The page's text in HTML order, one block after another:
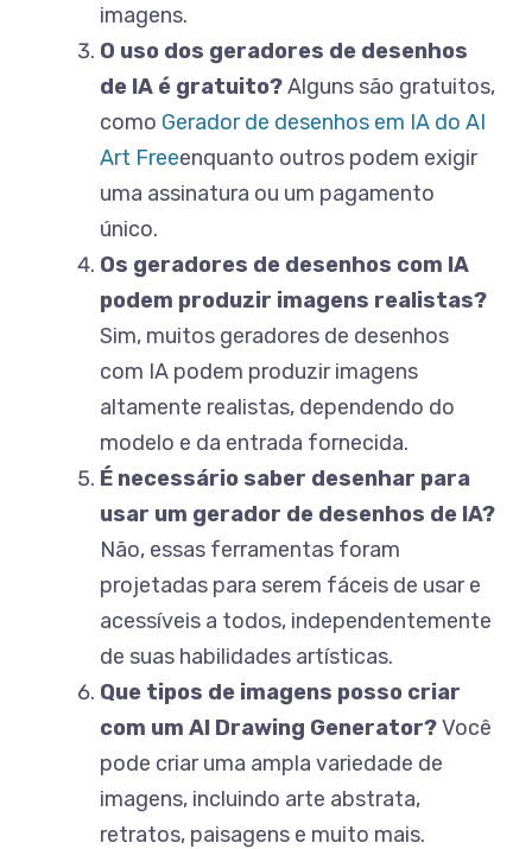
imagens.
O uso dos geradores de desenhos
de IA é gratuito?Alguns são gratuitos,
como Gerador de desenhos em IA do AI
Art Freeenquanto outros podem exigir
uma assinatura ou um pagamento
único.
Os geradores de desenhos com IA
podem produzir imagens realistas?
Sim, muitos geradores de desenhos
com IA podem produzir imagens
altamente realistas, dependendo do
modelo e da entrada fornecida.
É necessário saber desenhar para
usar um gerador de desenhos de IA?
Não, essas ferramentas foram
projetadas para serem fáceis de usar e
acessíveis a todos, independentemente
de suas habilidades artísticas.
Que tipos de imagens posso criar
com um AI Drawing Generator?Você
pode criar uma ampla variedade de
imagens, incluindo arte abstrata,
retratos, paisagens e muito mais.